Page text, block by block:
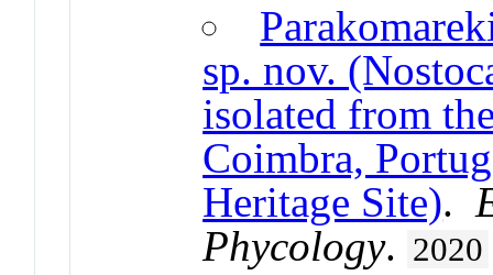
sp. nov.
isolated from
Coimbra,
Heritage Site).
Phycology. 2020